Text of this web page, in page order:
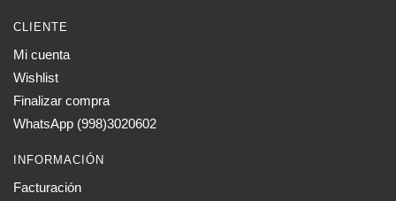
CLIENTE
Mi cuenta
Wishlist
Finalizar compra
WhatsApp (998)3020602
INFORMACIÓN
Facturación